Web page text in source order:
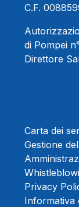
C.F.
di Pompei
Direttore
Carta dei
Gestione
Privacy
Informativa